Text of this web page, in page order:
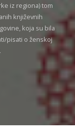
iz regiona) tom
književnih
koja su bila
pisati o ženskoj